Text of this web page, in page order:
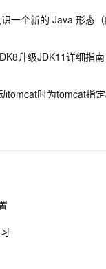
一个新的 Java 形态（
升级JDK11详细指南
tomcat时为tomcat指
终于开源了自家的
和HashMap源码
jdk1.7